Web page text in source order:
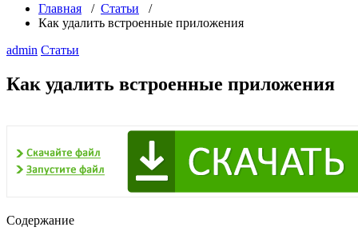
Главная / Статьи /
Как удалить встроенные приложения
admin Статьи
Как удалить встроенные приложения
Содержание